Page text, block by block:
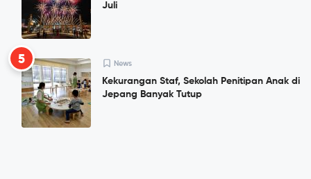
Juli
5 News
Kekurangan Staf, Sekolah Penitipan Anak di
Jepang Banyak Tutup